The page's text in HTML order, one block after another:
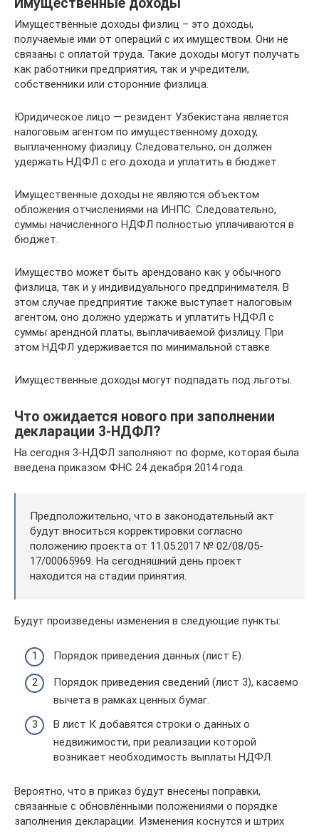
Имущественные доходы физлиц – это доходы,
получаемые ими от операций с их имуществом. Они не
связаны с оплатой труда. Такие доходы могут получать
как работники предприятия, так и учредители,
собственники или сторонние физлица.
Юридическое лицо — резидент Узбекистана является
налоговым агентом по имущественному доходу,
выплаченному физлицу. Следовательно, он должен
удержать НДФЛ с его дохода и уплатить в бюджет.
Имущественные доходы не являются объектом
обложения отчислениями на ИНПС. Следовательно,
суммы начисленного НДФЛ полностью уплачиваются в
бюджет.
Имущество может быть арендовано как у обычного
физлица, так и у индивидуального предпринимателя. В
этом случае предприятие также выступает налоговым
агентом, оно должно удержать и уплатить НДФЛ с
суммы арендной платы, выплачиваемой физлицу. При
этом НДФЛ удерживается по минимальной ставке.
Имущественные доходы могут подпадать под льготы.
Что ожидается нового при заполнении
декларации 3-НДФЛ?
На сегодня 3-НДФЛ заполняют по форме, которая была
введена приказом ФНС 24 декабря 2014 года.
Предположительно, что в законодательный акт
будут вноситься корректировки согласно
положению проекта от 11.05.2017 № 02/08/05-
17/00065969. На сегодняшний день проект
находится на стадии принятия.
Будут произведены изменения в следующие пункты:
Порядок приведения данных (лист Е).
Порядок приведения сведений (лист 3), касаемо
вычета в рамках ценных бумаг.
В лист К добавятся строки о данных о
недвижимости, при реализации которой
возникает необходимость выплаты НДФЛ.
Вероятно, что в приказ будут внесены поправки,
связанные с обновлёнными положениями о порядке
заполнения декларации. Изменения коснутся и штрих